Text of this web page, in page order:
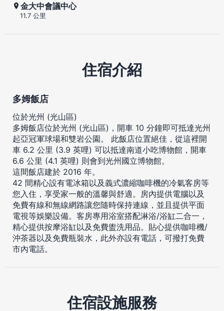
金大中會議中心
11.7 公里
住宿介紹
多姆飯店
位於光州 (光山區)
多姆飯店位於光州 (光山區)，開車 10 分鐘即可抵達光州
起亞冠軍球場和雙岩公園。 此飯店位置絕佳，從這裡開
車 6.2 公里 (3.9 英哩) 可以抵達南道小吃博物館，開車
6.6 公里 (4.1 英哩) 則會到光州國立博物館。
這間飯店建於 2016 年。
42 間精心設有電冰箱以及義式濃縮咖啡機的冷氣客房等
您入住，享受家一般的溫馨與舒適。房內提供電腦以及
免費有線和無線網路讓您隨時保持連線，並且提供平面
電視等娛樂設備。客房專用浴室搭配淋浴/浴缸二合一，
精心提供按摩浴缸以及免費盥洗用品。貼心提供咖啡機/
沖茶器以及免費瓶裝水，此外亦設有電話，可撥打免費
市內電話。
住宿設施服務